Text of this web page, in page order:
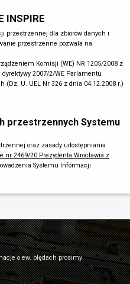
INSPIRE
przestrzennej dla zbiorów danych i
przestrzenne pozwala na
Komisji (WE) NR 1205/2008 z
2007/2/WE Parlamentu
(Dz. U. UEL Nr 326 z dnia 04.12.2008 r.)
przestrzennych Systemu
oraz zasady udostępniania
nr 2469/20 Prezydenta Wrocławia z
Systemu Informacji
o ew. błędach prosimy